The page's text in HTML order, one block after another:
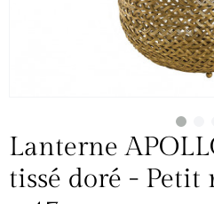
Lanterne
tissé doré - Petit